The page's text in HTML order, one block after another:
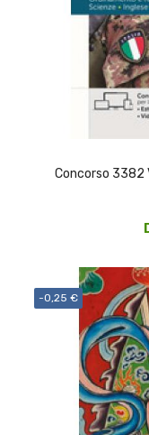
Concorso 3382
-0,25 €